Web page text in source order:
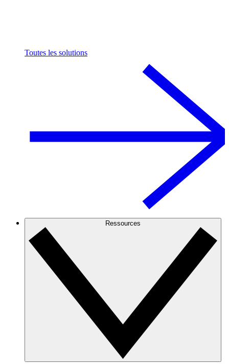
Toutes les solutions
Ressources